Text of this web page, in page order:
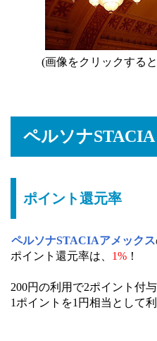
(画像をクリックすると
ペルソナ
ポイント還元率
ペルソナSTACIAアメックス
ポイント還元率は、 1% ！
200円の利用で2ポイント付与
1ポイントを1円相当として